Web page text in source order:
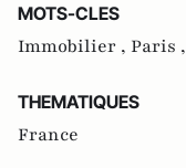
MOTS-CLES
Immobilier , Paris ,
THEMATIQUES
France